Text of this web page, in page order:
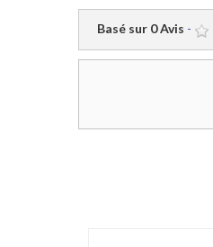
Basé sur 0Avis -